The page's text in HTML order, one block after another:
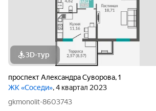
3D-тур
проспект Александра Суворова,1
ЖК «Соседи», 4 квартал 2023
gkmonolit-8603743